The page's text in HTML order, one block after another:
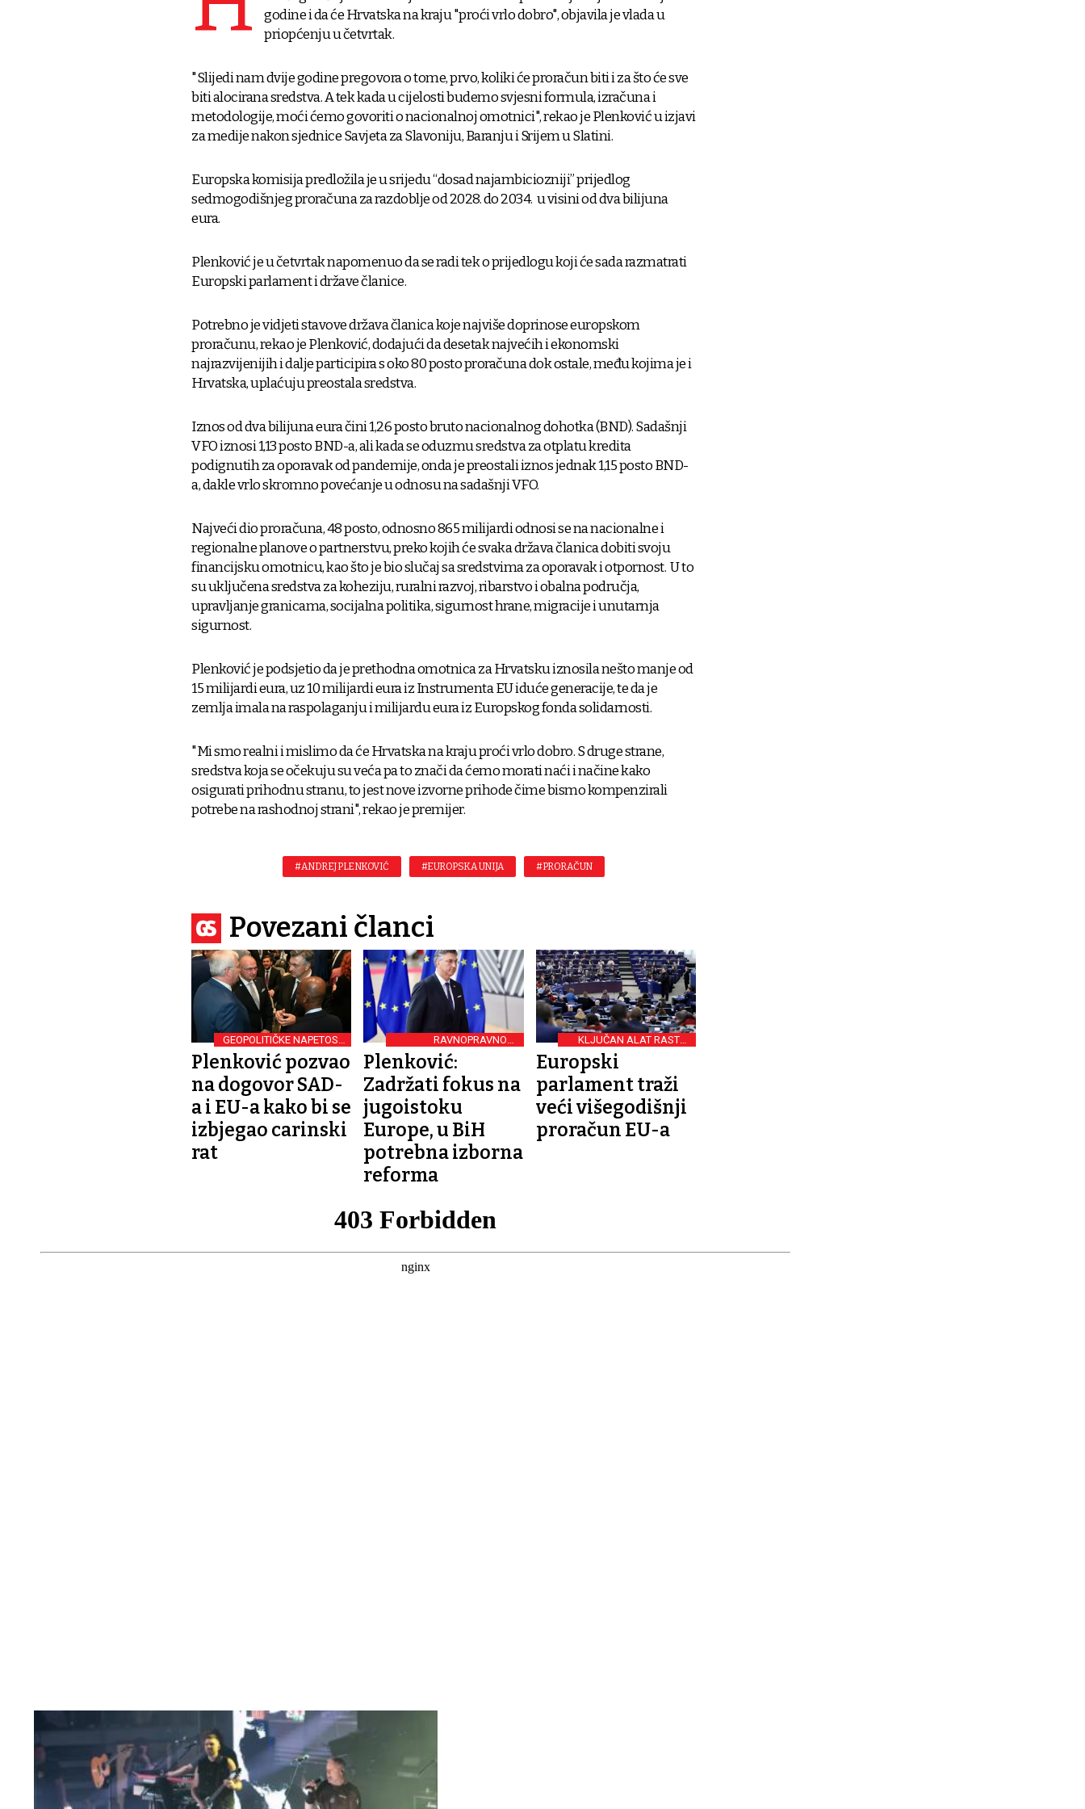
godine i da će Hrvatska na kraju "proći vrlo dobro", objavila je vlada u
priopćenju u četvrtak.
"Slijedi nam dvije godine pregovora o tome, prvo, koliki će proračun biti i za što će sve
biti alocirana sredstva. A tek kada u cijelosti budemo svjesni formula, izračuna i
metodologije, moći ćemo govoriti o nacionalnoj omotnici", rekao je Plenković u izjavi
za medije nakon sjednice Savjeta za Slavoniju, Baranju i Srijem u Slatini.
Europska komisija predložila je u srijedu “dosad najambiciozniji” prijedlog
sedmogodišnjeg proračuna za razdoblje od 2028. do 2034. u visini od dva bilijuna
eura.
Plenković je u četvrtak napomenuo da se radi tek o prijedlogu koji će sada razmatrati
Europski parlament i države članice.
Potrebno je vidjeti stavove država članica koje najviše doprinose europskom
proračunu, rekao je Plenković, dodajući da desetak najvećih i ekonomski
najrazvijenijih i dalje participira s oko 80 posto proračuna dok ostale, među kojima je i
Hrvatska, uplaćuju preostala sredstva.
Iznos od dva bilijuna eura čini 1,26 posto bruto nacionalnog dohotka (BND). Sadašnji
VFO iznosi 1,13 posto BND-a, ali kada se oduzmu sredstva za otplatu kredita
podignutih za oporavak od pandemije, onda je preostali iznos jednak 1,15 posto BND-
a, dakle vrlo skromno povećanje u odnosu na sadašnji VFO.
Najveći dio proračuna, 48 posto, odnosno 865 milijardi odnosi se na nacionalne i
regionalne planove o partnerstvu, preko kojih će svaka država članica dobiti svoju
financijsku omotnicu, kao što je bio slučaj sa sredstvima za oporavak i otpornost. U to
su uključena sredstva za koheziju, ruralni razvoj, ribarstvo i obalna područja,
upravljanje granicama, socijalna politika, sigurnost hrane, migracije i unutarnja
sigurnost.
Plenković je podsjetio da je prethodna omotnica za Hrvatsku iznosila nešto manje od
15 milijardi eura, uz 10 milijardi eura iz Instrumenta EU iduće generacije, te da je
zemlja imala na raspolaganju i milijardu eura iz Europskog fonda solidarnosti.
"Mi smo realni i mislimo da će Hrvatska na kraju proći vrlo dobro. S druge strane,
sredstva koja se očekuju su veća pa to znači da ćemo morati naći i načine kako
osigurati prihodnu stranu, to jest nove izvorne prihode čime bismo kompenzirali
potrebe na rashodnoj strani", rekao je premijer.
#ANDREJ PLENKOVIĆ #EUROPSKA UNIJA #PRORAČUN
Povezani članci
GEOPOLITIČKE NAPETOSTI
I TRGOVINSKA
PREVIRANJA
Plenković pozvao
na dogovor SAD-
a i EU-a kako bi se
izbjegao carinski
rat
RAVNOPRAVNOST
KONSTITUTIVNIH NARODA
Plenković:
Zadržati fokus na
jugoistoku
Europe, u BiH
potrebna izborna
reforma
KLJUČAN ALAT RASTA I
RAZVOJA
Europski
parlament traži
veći višegodišnji
proračun EU-a